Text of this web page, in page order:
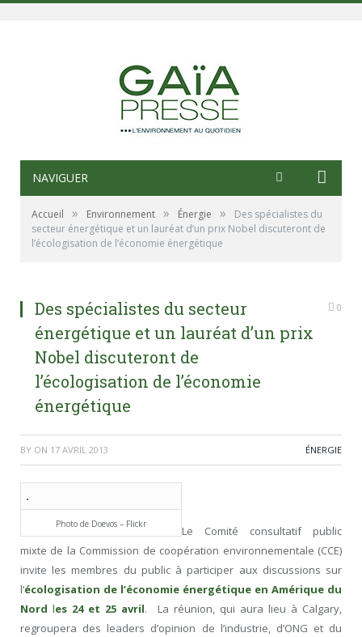
NAVIGUER
Accueil » Environnement » Énergie »
Des spécialistes du
secteur énergétique et un lauréat d’un prix Nobel discuteront de
l’écologisation de l’économie énergétique
Des spécialistes du secteur
énergétique et un lauréat d’un prix
Nobel discuteront de
l’écologisation de l’économie
énergétique
0
BY ON 17 AVRIL 2013 ÉNERGIE
Photo de Doevos – Flickr
Le Comité consultatif public
mixte de la Commission de coopération environnementale (CCE)
invite les membres du public à participer aux discussions sur
l’écologisation de l’économie énergétique en Amérique du
Nordles 24 et 25 avril.
La réunion, qui aura lieu à Calgary,
regroupera des leaders d’opinion de l’industrie, d’ONG et du